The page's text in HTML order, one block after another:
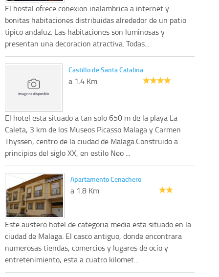
El hostal ofrece conexion inalambrica a internet y
bonitas habitaciones distribuidas alrededor de un patio
tipico andaluz. Las habitaciones son luminosas y
presentan una decoracion atractiva. Todas...
Castillo de Santa Catalina
a 1.4 Km
El hotel esta situado a tan solo 650 m de la playa La
Caleta, 3 km de los Museos Picasso Malaga y Carmen
Thyssen, centro de la ciudad de Malaga.Construido a
principios del siglo XX, en estilo Neo ...
Apartamento Cenachero
a 1.8 Km
Este austero hotel de categoria media esta situado en la
ciudad de Malaga. El casco antiguo, donde encontrara
numerosas tiendas, comercios y lugares de ocio y
entretenimiento, esta a cuatro kilomet...